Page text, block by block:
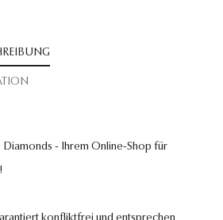
- Ihrem Online-Shop für